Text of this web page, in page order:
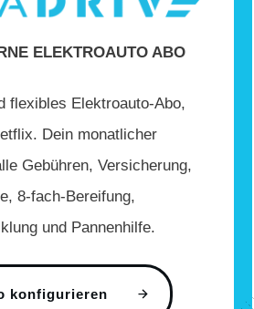
ELEKTROAUTO ABO
flexibles Elektroauto-Abo,
Dein monatlicher
Gebühren, Versicherung,
8-fach-Bereifung,
und Pannenhilfe.
konfigurieren